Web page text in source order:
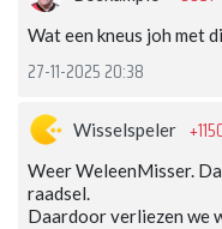
Wat een kneus joh met
27-11-2025 20:38
Wisselspeler
Weer WeleenMisser.
raadsel.
Daardoor verliezen we